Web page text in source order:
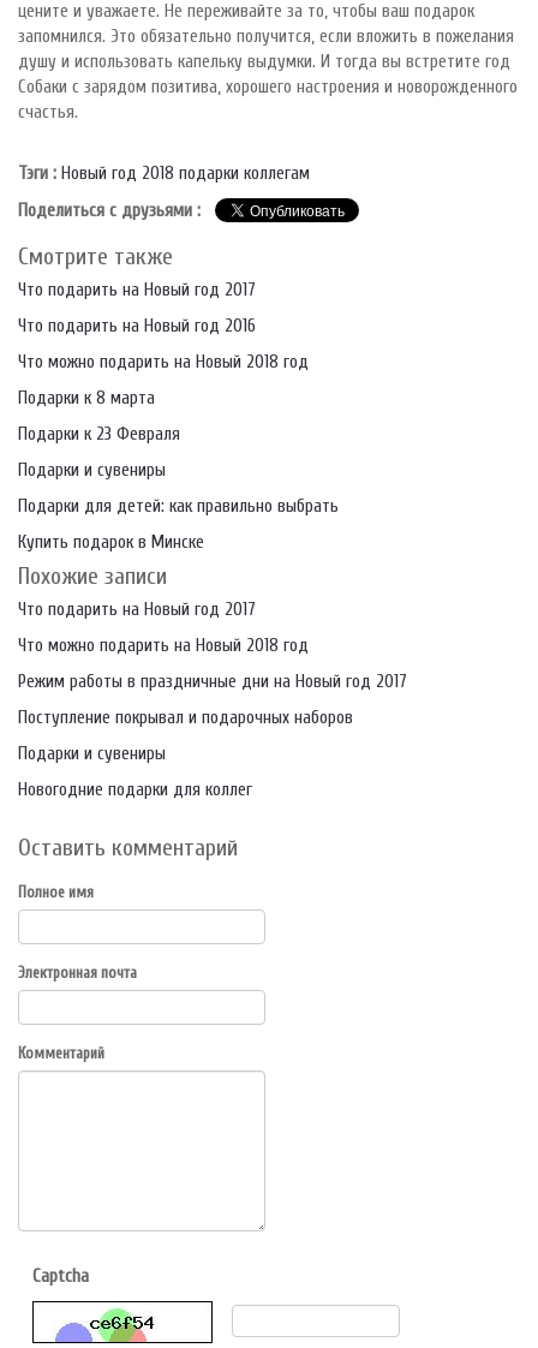
цените и уважаете. Не переживайте за то, чтобы ваш подарок
запомнился. Это обязательно получится, если вложить в пожелания
душу и использовать капельку выдумки. И тогда вы встретите год
Собаки с зарядом позитива, хорошего настроения и новорожденного
счастья.
Тэги : Новый год 2018 подарки коллегам
Поделиться с друзьями :
Смотрите также
Что подарить на Новый год 2017
Что подарить на Новый год 2016
Что можно подарить на Новый 2018 год
Подарки к 8 марта
Подарки к 23 Февраля
Подарки и сувениры
Подарки для детей: как правильно выбрать
Купить подарок в Минске
Похожие записи
Что подарить на Новый год 2017
Что можно подарить на Новый 2018 год
Режим работы в праздничные дни на Новый год 2017
Поступление покрывал и подарочных наборов
Подарки и сувениры
Новогодние подарки для коллег
Оставить комментарий
Полное имя
Электронная почта
Комментарий
Captcha